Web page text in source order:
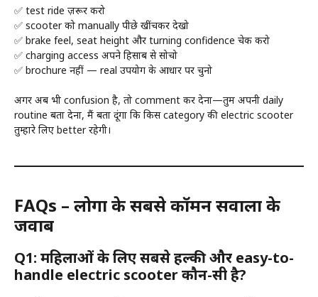
✅ test ride ज़रूर करो
✅ scooter को manually पीछे खींचकर देखो
✅ brake feel, seat height और turning confidence चेक करो
✅ charging access अपने हिसाब से सोचो
✅ brochure नहीं — real उपयोग के आधार पर चुनो
अगर अब भी confusion है, तो comment कर देना—तुम अपनी daily
routine बता देना, मैं बता दूंगा कि किस category की electric scooter
तुम्हारे लिए better रहेगी।
FAQs – लोगों के सबसे कॉमन सवालों के
जवाब
Q1: महिलाओं के लिए सबसे हल्की और easy-to-
handle electric scooter कौन-सी है?